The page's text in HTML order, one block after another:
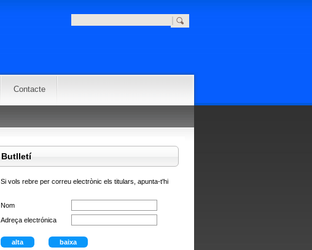
Contacte
Butlletí
Si vols rebre per correu electrònic els titulars, apunta-t'hi
Nom
Adreça electrónica